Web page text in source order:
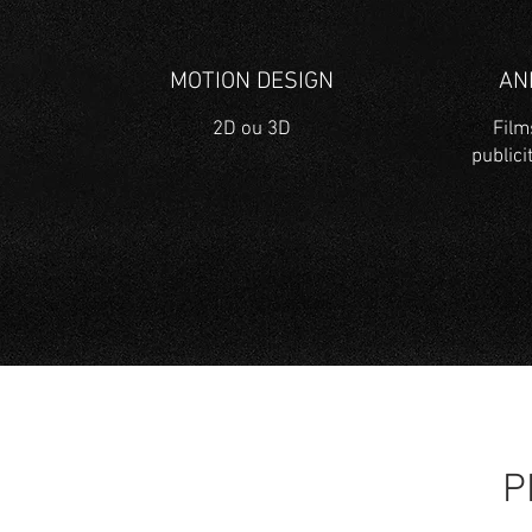
MOTION DESIGN
2D ou 3D